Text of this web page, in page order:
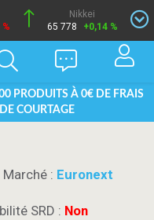
Nikkei
65 778
+0,14 %
PRODUITS À 0€ DE FRAIS
DE COURTAGE
Marché : Euronext
SRD : Non